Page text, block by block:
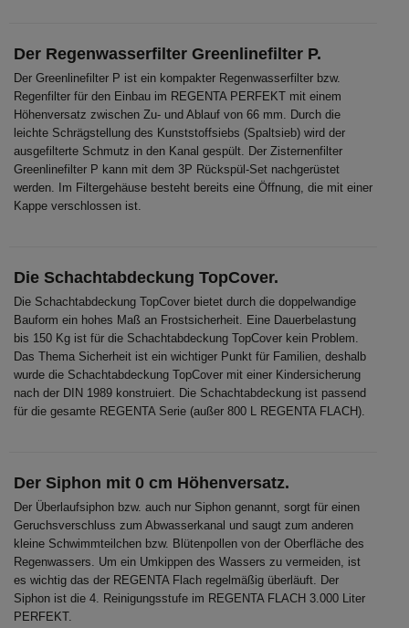
Der Regenwasserfilter Greenlinefilter P.
Der Greenlinefilter P ist ein kompakter Regenwasserfilter bzw.
Regenfilter für den Einbau im REGENTA PERFEKT mit einem
Höhenversatz zwischen Zu- und Ablauf von 66 mm. Durch die
leichte Schrägstellung des Kunststoffsiebs (Spaltsieb) wird der
ausgefilterte Schmutz in den Kanal gespült. Der Zisternenfilter
Greenlinefilter P kann mit dem 3P Rückspül-Set nachgerüstet
werden. Im Filtergehäuse besteht bereits eine Öffnung, die mit einer
Kappe verschlossen ist.
Die Schachtabdeckung TopCover.
Die Schachtabdeckung TopCover bietet durch die doppelwandige
Bauform ein hohes Maß an Frostsicherheit. Eine Dauerbelastung
bis 150 Kg ist für die Schachtabdeckung TopCover kein Problem.
Das Thema Sicherheit ist ein wichtiger Punkt für Familien, deshalb
wurde die Schachtabdeckung TopCover mit einer Kindersicherung
nach der DIN 1989 konstruiert. Die Schachtabdeckung ist passend
für die gesamte REGENTA Serie (außer 800 L REGENTA FLACH).
Der Siphon mit 0 cm Höhenversatz.
Der Überlaufsiphon bzw. auch nur Siphon genannt, sorgt für einen
Geruchsverschluss zum Abwasserkanal und saugt zum anderen
kleine Schwimmteilchen bzw. Blütenpollen von der Oberfläche des
Regenwassers. Um ein Umkippen des Wassers zu vermeiden, ist
es wichtig das der REGENTA Flach regelmäßig überläuft. Der
Siphon ist die 4. Reinigungsstufe im REGENTA FLACH 3.000 Liter
PERFEKT.